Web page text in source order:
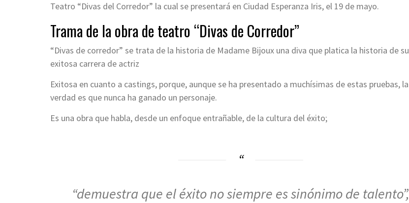
Trama de la obra de teatro “Divas de Corredor”
“Divas de corredor” se trata de la historia de Madame Bijoux una diva que platica la historia de su
exitosa carrera de actriz
Exitosa en cuanto a castings, porque, aunque se ha presentado a muchísimas de estas pruebas, la
verdad es que nunca ha ganado un personaje.
Es una obra que habla, desde un enfoque entrañable, de la cultura del éxito;
“demuestra que el éxito no siempre es sinónimo de talento”,